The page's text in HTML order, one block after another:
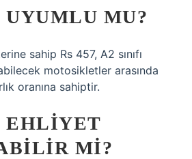
UYUMLU MU?
sahip Rs 457, A2 sınıfı
motosikletler arasında
oranına sahiptir.
EHLIYET
MI?